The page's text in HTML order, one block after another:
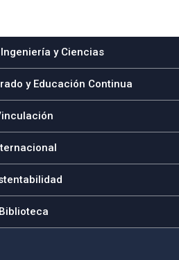
y Ciencias
y Educación Continua
Biblioteca